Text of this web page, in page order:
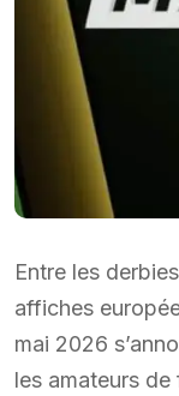
Entre les
affiches
mai 2026
les amateurs